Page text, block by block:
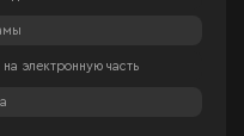
на электронную часть